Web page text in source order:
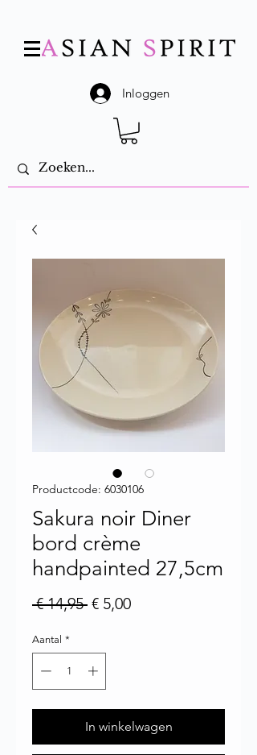
Inloggen
Productcode: 6030106
Sakura noir Diner
bord crème
handpainted 27,5cm
€ 14,95 Normale prijs
€ 5,00Verkoopprijs
Aantal *
In winkelwagen